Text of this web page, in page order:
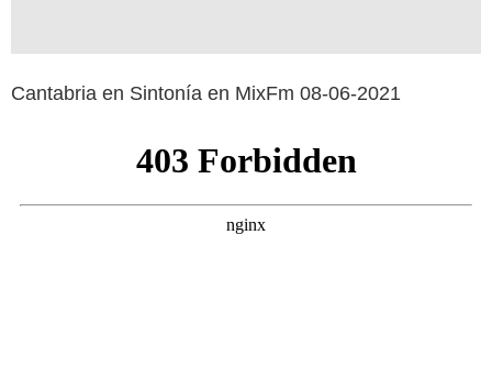
Cantabria en Sintonía en MixFm 08-06-2021